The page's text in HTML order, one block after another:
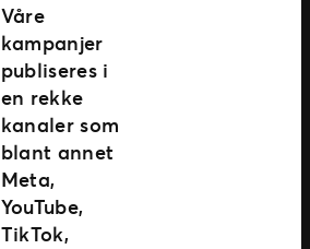
Våre
kampanjer
publiseres i
en rekke
kanaler som
blant annet
Meta,
YouTube,
TikTok,